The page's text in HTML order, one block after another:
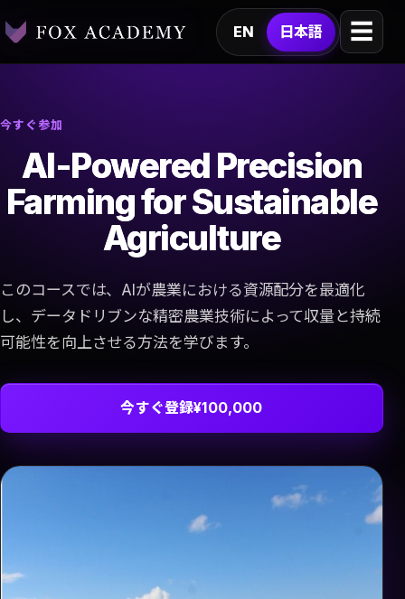
EN 日本語 ☰
今すぐ参加
AI-Powered Precision
Farming for Sustainable
Agriculture
このコースでは、AIが農業における資源配分を最適化
し、データドリブンな精密農業技術によって収量と持続
可能性を向上させる方法を学びます。
今すぐ登録¥100,000